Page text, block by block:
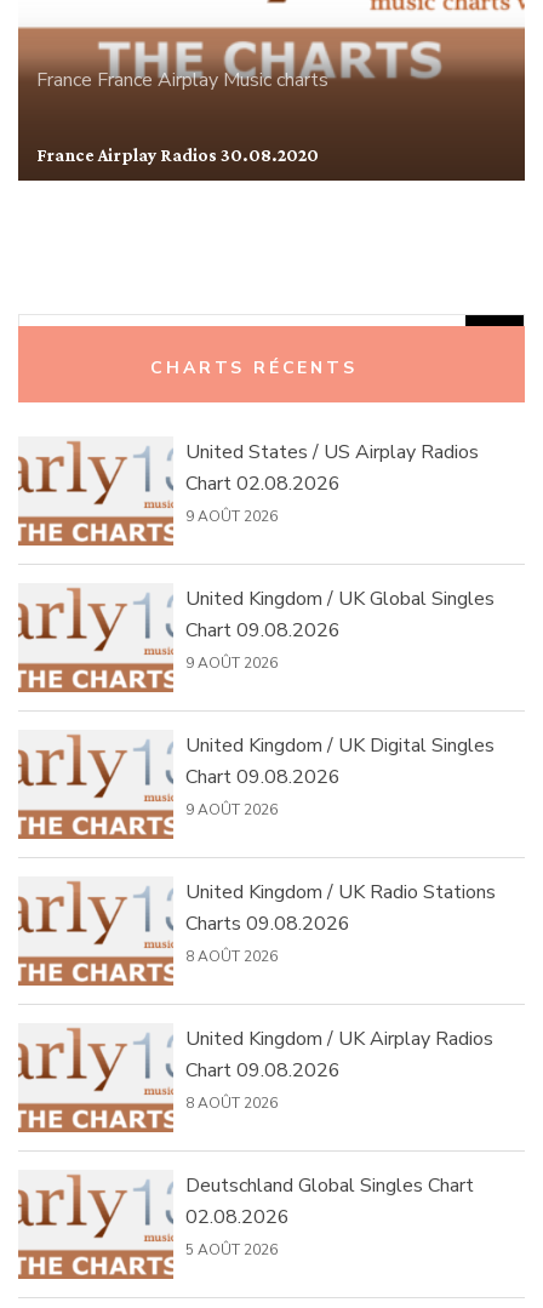
FranceFrance AirplayMusic charts
France Airplay Radios 30.08.2020
CHARTS RÉCENTS
United States / US Airplay Radios
Chart 02.08.2026
9 AOÛT 2026
United Kingdom / UK Global Singles
Chart 09.08.2026
9 AOÛT 2026
United Kingdom / UK Digital Singles
Chart 09.08.2026
9 AOÛT 2026
United Kingdom / UK Radio Stations
Charts 09.08.2026
8 AOÛT 2026
United Kingdom / UK Airplay Radios
Chart 09.08.2026
8 AOÛT 2026
Deutschland Global Singles Chart
02.08.2026
5 AOÛT 2026